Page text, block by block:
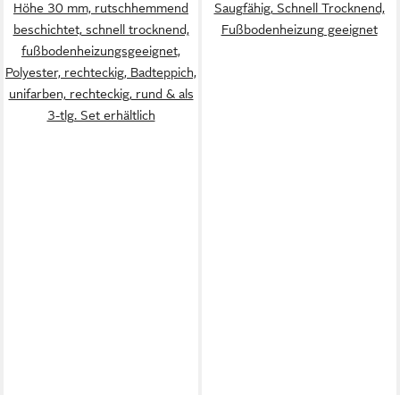
Höhe 30 mm, rutschhemmend
beschichtet, schnell trocknend,
fußbodenheizungsgeeignet,
Polyester, rechteckig, Badteppich,
unifarben, rechteckig, rund & als
3-tlg. Set erhältlich
Saugfähig, Schnell Trocknend,
Fußbodenheizung geeignet